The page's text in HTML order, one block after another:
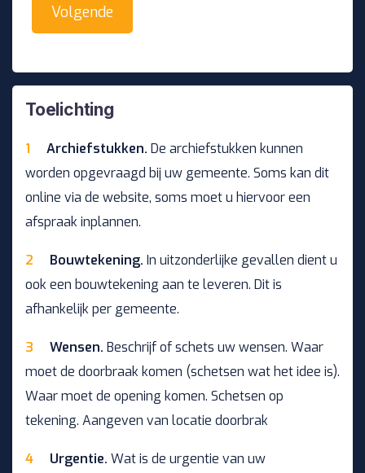
Toelichting
Archiefstukken. De archiefstukken kunnen
worden opgevraagd bij uw gemeente. Soms kan dit
online via de website, soms moet u hiervoor een
afspraak inplannen.
Bouwtekening. In uitzonderlijke gevallen dient u
ook een bouwtekening aan te leveren. Dit is
afhankelijk per gemeente.
Wensen. Beschrijf of schets uw wensen. Waar
moet de doorbraak komen (schetsen wat het idee is).
Waar moet de opening komen. Schetsen op
tekening. Aangeven van locatie doorbrak
Urgentie. Wat is de urgentie van uw